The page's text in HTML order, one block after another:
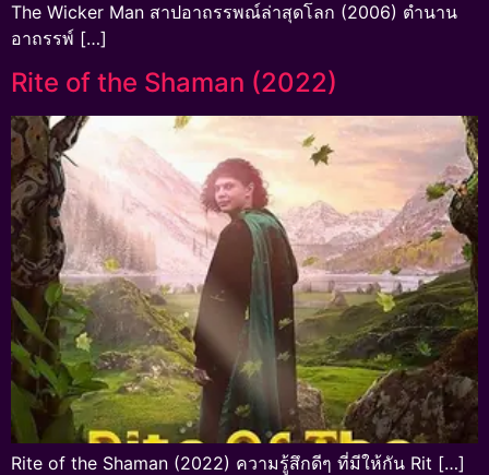
The Wicker Man สาปอาถรรพณ์ล่าสุดโลก (2006) ตำนาน
อาถรรพ์ […]
Rite of the Shaman (2022)
Rite of the Shaman (2022) ความรู้สึกดีๆ ที่มีให้กัน Rit […]